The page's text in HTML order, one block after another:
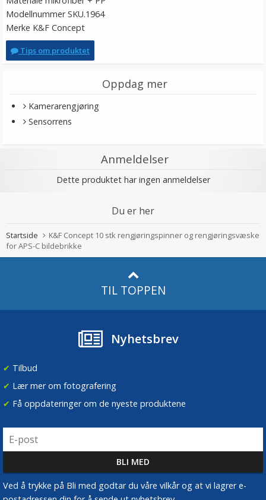
Modellnummer SKU.1964
Merke K&F Concept
Tips om produktet
Oppdag mer
Kamerarengjøring
Sensorrens
Anmeldelser
Dette produktet har ingen anmeldelser
Du er her
Startside
K&F Concept 10 stk rengjøringspinner og rengjøringsvæske
for APS-C bildebrikke
TIL TOPPEN
Nyhetsbrev
✔ Tilbud
✔ Lær mer om fotografering
✔ Få oppdateringer om de nyeste produktene
Ved å trykke på Bli med godtar du våre vilkår og at vi lagrer e-